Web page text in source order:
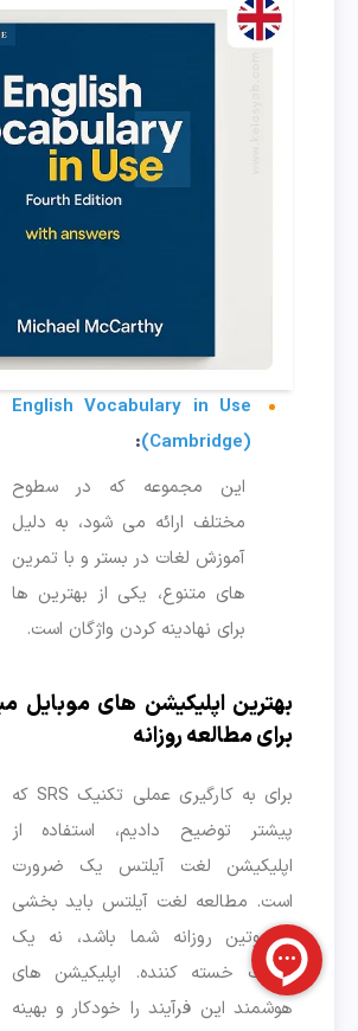
English Vocabulary in Use
(Cambridge)
:
این مجموعه که در سطوح
مختلف ارائه می شود، به دلیل
آموزش لغات در بستر و با تمرین
های متنوع، یکی از بهترین ها
برای نهادینه کردن واژگان است.
برای مطالعه روزانه
برای به کارگیری عملی تکنیک SRS که
پیشتر توضیح دادیم، استفاده از
اپلیکیشن لغت آیلتس یک ضرورت
است. مطالعه لغت آیلتس باید بخشی
از روتین روزانه شما باشد، نه یک
تکلیف خسته کننده. اپلیکیشن های
هوشمند این فرآیند را خودکار و بهینه